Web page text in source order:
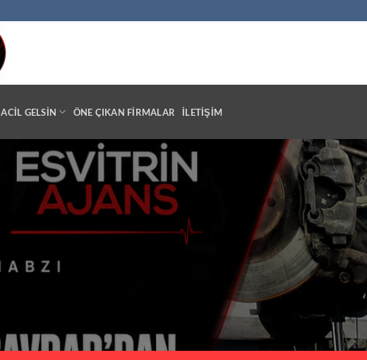
ACİL GELSİN ÖNE ÇIKAN FIRMALAR İLETIŞIM